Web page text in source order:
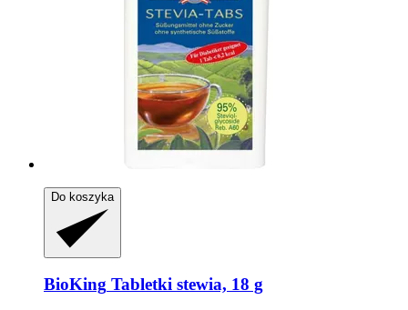
Do koszyka
BioKing Tabletki stewia, 18 g